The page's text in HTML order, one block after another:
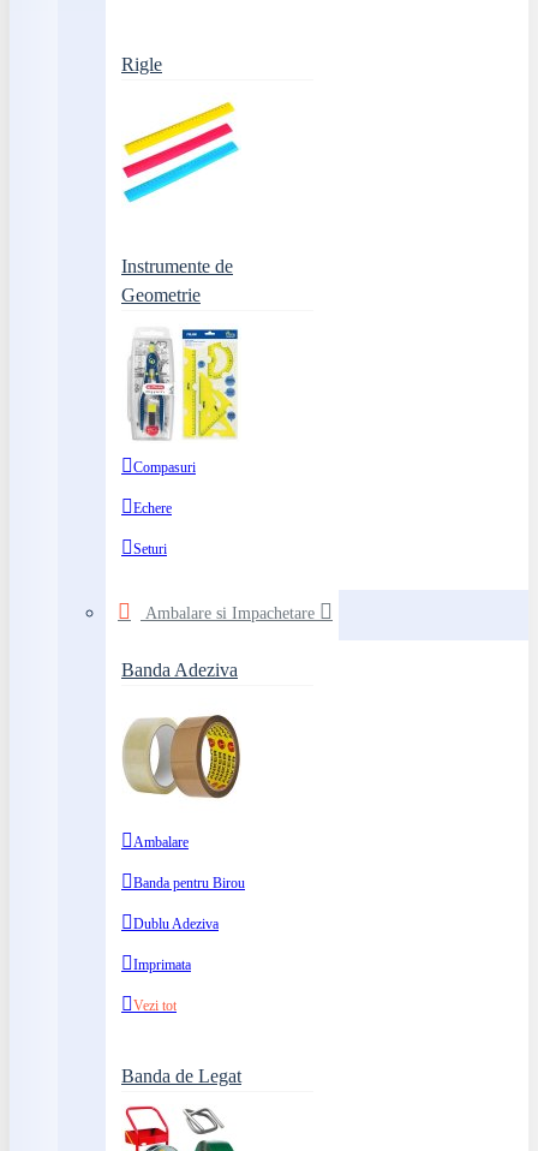
Rigle
Instrumente de
Geometrie
Compasuri
Echere
Seturi
Ambalare si Impachetare
Banda Adeziva
Ambalare
Banda pentru Birou
Dublu Adeziva
Imprimata
Vezi tot
Banda de Legat